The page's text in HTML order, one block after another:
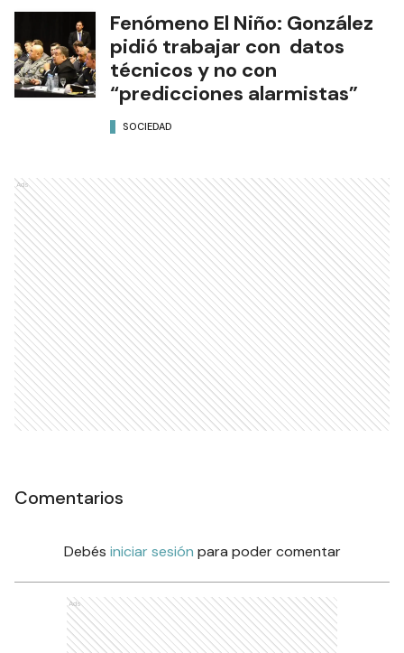
Fenómeno El Niño: González
pidió trabajar con datos
técnicos y no con
“predicciones alarmistas”
SOCIEDAD
Ads
Comentarios
Debés iniciar sesión para poder comentar
Ads